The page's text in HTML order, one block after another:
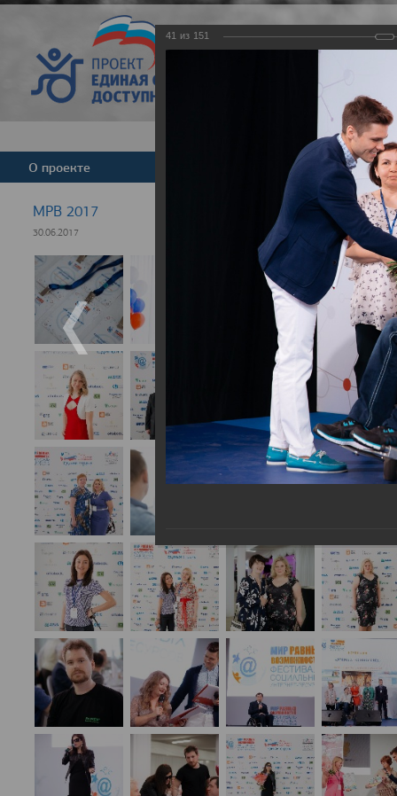
Версия для
О проекте Новости
МРВ 2017
30.06.2017
41 из 151